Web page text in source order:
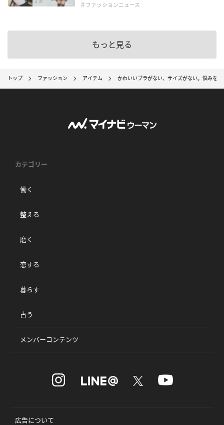
＃ファッションニュース
もっと見る
トップ ファッション アイテム かわいいブラがない、サイズがない。悩みを
カテゴリー
働く
整える
磨く
恋する
暮らす
占う
メンバーコンテンツ
広告について